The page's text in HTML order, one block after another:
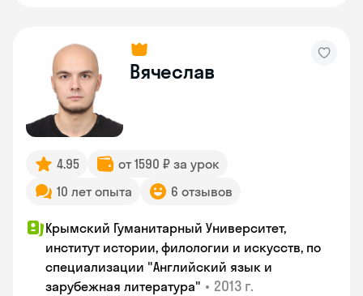
Вячеслав
4.95
от 1590 ₽ за урок
10 лет опыта
6 отзывов
Крымский Гуманитарный Университет,
институт истории, филологии и искусств, по
специализации "Английский язык и
зарубежная литература" • 2013 г.